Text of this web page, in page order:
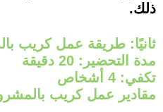
ذلك.
ثانيًا: طريقة عمل كريب
مدة التحضير: 20 دقيقة
تكفي: 4 أشخاص
مقادير عمل كريب